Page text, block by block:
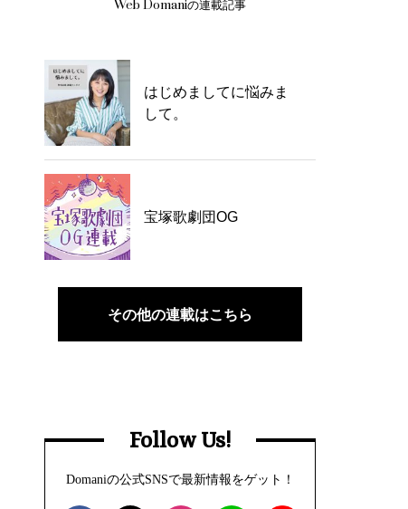
Web Domaniの連載記事
はじめましてに悩みま
して。
宝塚歌劇団OG
その他の連載はこちら
Follow Us!
Domaniの公式SNSで最新情報をゲット！